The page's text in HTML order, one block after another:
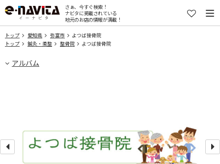
さぁ、今すぐ検索！
ナビタに掲載されている
地元のお店の情報が満載！
トップ 愛知県 弥富市
よつば接骨院
トップ
鍼灸・柔整 整骨院 よつば接骨院
アルバム